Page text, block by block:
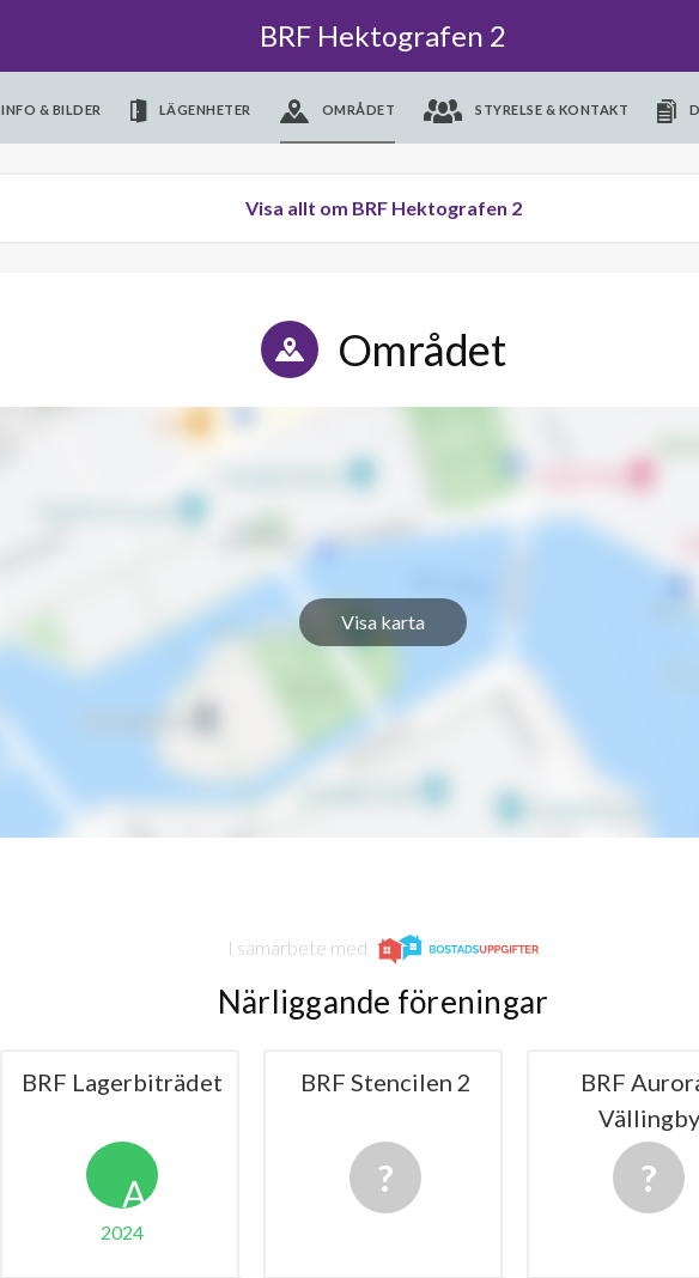
BRF Hektografen 2
INFO & BILDER LÄGENHETER OMRÅDET STYRELSE & KONTAKT
Visa allt om BRF Hektografen 2
Området
Visa karta
I samarbete med
Närliggande föreningar
BRF Lagerbiträdet
A
2024
BRF Stencilen 2
BRF
Vällingby